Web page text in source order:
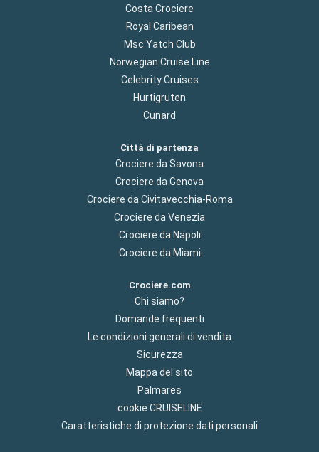
Costa Crociere
Royal Caribean
Msc Yatch Club
Norwegian Cruise Line
Celebrity Cruises
Hurtigruten
Cunard
Città di partenza
Crociere da Savona
Crociere da Genova
Crociere da Civitavecchia-Roma
Crociere da Venezia
Crociere da Napoli
Crociere da Miami
Crociere.com
Chi siamo?
Domande frequenti
Le condizioni generali di vendita
Sicurezza
Mappa del sito
Palmares
cookie CRUISELINE
Caratteristiche di protezione dati personali